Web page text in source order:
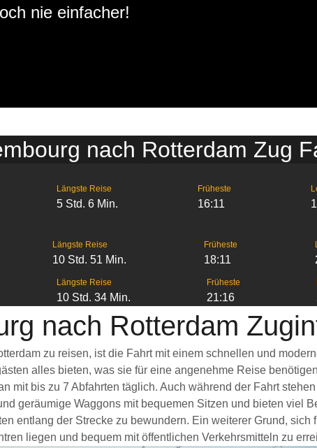
nie einfacher!
nach Rotterdam Zug
Längste Reise
5 Std. 6 Min.
Früheste
16:11
Längste Reise
10 Std. 51 Min.
Früheste
18:11
Längste Reise
10 Std. 34 Min.
Früheste
21:16
nach Rotterdam
zu reisen, ist die Fahrt mit einem schnellen und
alles bieten, was sie für eine angenehme Reise
mit bis zu 7 Abfahrten täglich. Auch während der Fahrt
geräumige Waggons mit bequemen Sitzen und bieten viel
entlang der Strecke zu bewundern. Ein weiterer Grund,
liegen und bequem mit öffentlichen Verkehrsmitteln zu